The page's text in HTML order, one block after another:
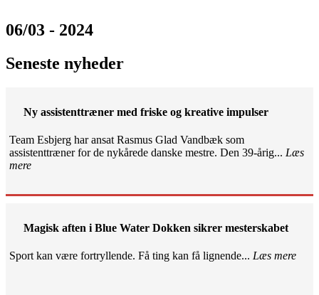
06/03 - 2024
Seneste nyheder
Ny assistenttræner med friske og kreative impulser
Team Esbjerg har ansat Rasmus Glad Vandbæk som
assistenttræner for de nykårede danske mestre. Den 39-årig... Læs
mere
Magisk aften i Blue Water Dokken sikrer mesterskabet
Sport kan være fortryllende. Få ting kan få lignende... Læs mere